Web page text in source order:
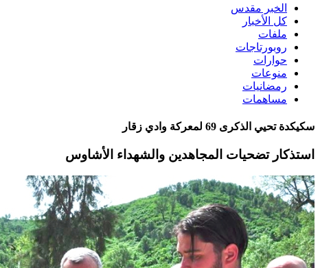
الخبر مقدس
كل الأخبار
ملفات
روبورتاجات
حوارات
منوعات
رمضانيات
مساهمات
سكيكدة تحيي الذكرى 69 لمعركة وادي زقار
استذكار تضحيات المجاهدين والشهداء الأشاوس